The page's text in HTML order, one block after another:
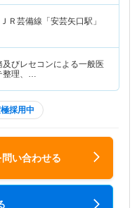
ＪＲ芸備線「安芸矢口駅」
及びレセコンによる一般医
整理、…
採用中
い合わせる